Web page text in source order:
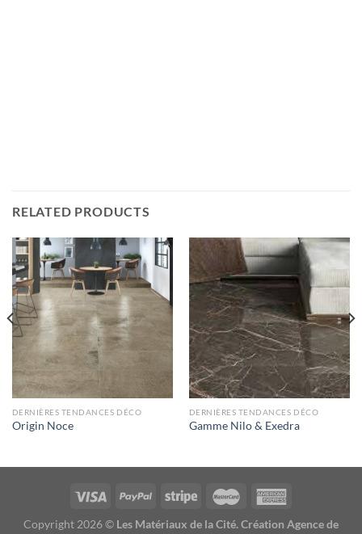
RELATED PRODUCTS
DERNIÈRES TENDANCES DÉCO
Origin Noce
DERNIÈRES TENDANCES DÉCO
Gamme Nilo & Exedra
Copyright 2026 © Les Matériaux de la Cité. Création Agence de